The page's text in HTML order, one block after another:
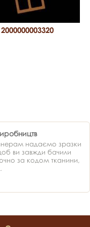
надаємо зразки
ви завжди бачили
за кодом тканини,